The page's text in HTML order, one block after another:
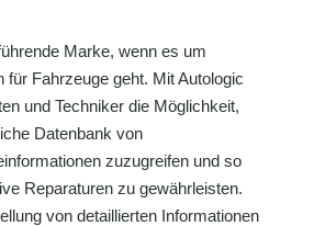
Marke, wenn es um
für Fahrzeuge geht. Mit Autologic
und Techniker die Möglichkeit,
Datenbank von
zuzugreifen und so
Reparaturen zu gewährleisten.
von detaillierten Informationen